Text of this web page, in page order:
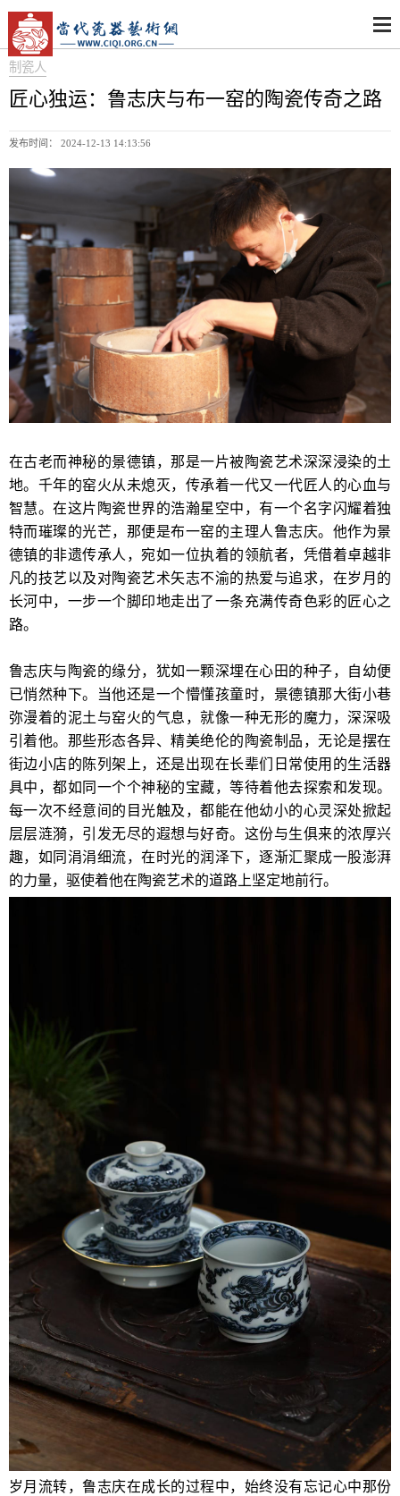
制瓷人
匠心独运：鲁志庆与布一窑的陶瓷传奇之路
发布时间： 2024-12-13 14:13:56
在古老而神秘的景德镇，那是一片被陶瓷艺术深深浸染的土
地。千年的窑火从未熄灭，传承着一代又一代匠人的心血与
智慧。在这片陶瓷世界的浩瀚星空中，有一个名字闪耀着独
特而璀璨的光芒，那便是布一窑的主理人鲁志庆。他作为景
德镇的非遗传承人，宛如一位执着的领航者，凭借着卓越非
凡的技艺以及对陶瓷艺术矢志不渝的热爱与追求，在岁月的
长河中，一步一个脚印地走出了一条充满传奇色彩的匠心之
路。
鲁志庆与陶瓷的缘分，犹如一颗深埋在心田的种子，自幼便
已悄然种下。当他还是一个懵懂孩童时，景德镇那大街小巷
弥漫着的泥土与窑火的气息，就像一种无形的魔力，深深吸
引着他。那些形态各异、精美绝伦的陶瓷制品，无论是摆在
街边小店的陈列架上，还是出现在长辈们日常使用的生活器
具中，都如同一个个神秘的宝藏，等待着他去探索和发现。
每一次不经意间的目光触及，都能在他幼小的心灵深处掀起
层层涟漪，引发无尽的遐想与好奇。这份与生俱来的浓厚兴
趣，如同涓涓细流，在时光的润泽下，逐渐汇聚成一股澎湃
的力量，驱使着他在陶瓷艺术的道路上坚定地前行。
岁月流转，鲁志庆在成长的过程中，始终没有忘记心中那份